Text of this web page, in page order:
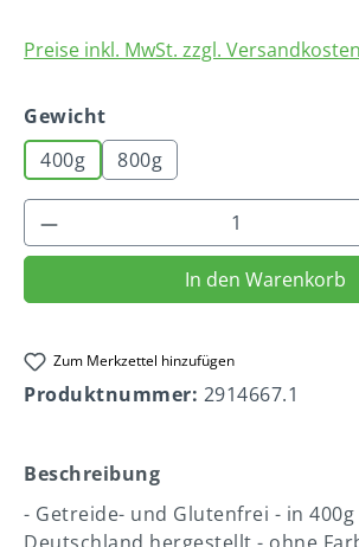
Preise inkl. MwSt. zzgl. Versandkosten
Gewichtauswählen
400g
800g
Produkt Anzahl: Gib
In den Warenkorb
Zum Merkzettel hinzufügen
Produktnummer: 2914667.1
Beschreibung
- Getreide- und Glutenfrei - in 400g